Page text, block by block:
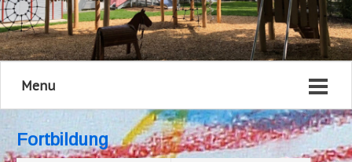
Menu
Fortbildung